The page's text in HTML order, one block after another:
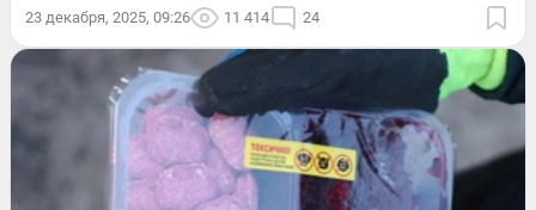
23 декабря, 2025, 09:26 11 414 24